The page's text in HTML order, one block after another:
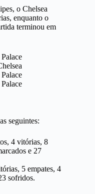
o Chelsea
enquanto o
terminou em
seguintes:
4 vitórias, 8
e 27
5 empates, 4
sofridos.